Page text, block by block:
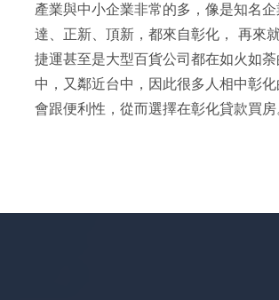
產業與中小企業非常的多，像是知名企
達、正新、頂新，都來自彰化， 再來
捷運甚至是大型百貨公司都在如火如
中，又鄰近台中，因此很多人相中彰
會跟便利性，從而選擇在彰化貸款買房